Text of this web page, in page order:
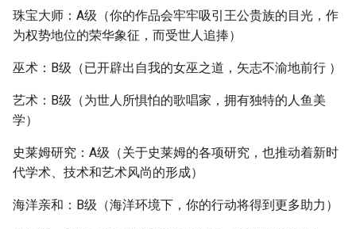
珠宝大师：A级（你的作品会牢牢吸引王公贵族的目光，作
为权势地位的荣华象征，而受世人追捧）
巫术：B级（已开辟出自我的女巫之道，矢志不渝地前行 ）
艺术：B级（为世人所惧怕的歌唱家，拥有独特的人鱼美
学）
史莱姆研究：A级（关于史莱姆的各项研究，也推动着新时
代学术、技术和艺术风尚的形成）
海洋亲和：B级（海洋环境下，你的行动将得到更多助力）